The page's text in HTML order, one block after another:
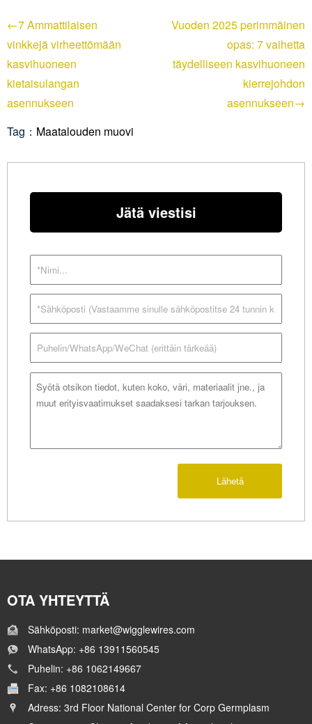
←7 Ammattilaisen
vinkkejä virheettömään
kasvihuoneen
kietaisulangan
asennukseen
Vuoden 2025 perimmäinen
opas: 7 vaihetta
täydelliseen kasvihuoneen
kierrejohdon
asennukseen→
Tag： Maatalouden muovi
Jätä viestisi
Lähetä
OTA YHTEYTTÄ
Sähköposti: market@wigglewires.com
WhatsApp: +86 13911560545
Puhelin: +86 1062149667
Fax: +86 1082108614
Adress: 3rd Floor National Center for Corp Germplasm